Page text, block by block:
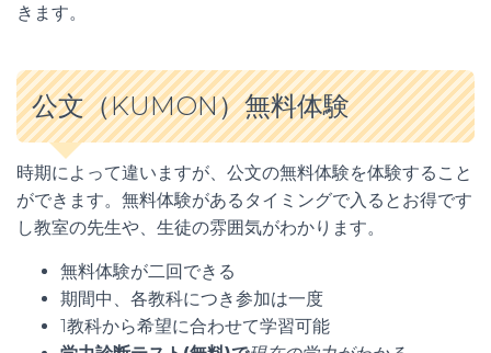
きます。
公文（KUMON）無料体験
時期によって違いますが、公文の無料体験を体験すること
ができます。無料体験があるタイミングで入るとお得です
し教室の先生や、生徒の雰囲気がわかります。
無料体験が二回できる
期間中、各教科につき参加は一度
1教科から希望に合わせて学習可能